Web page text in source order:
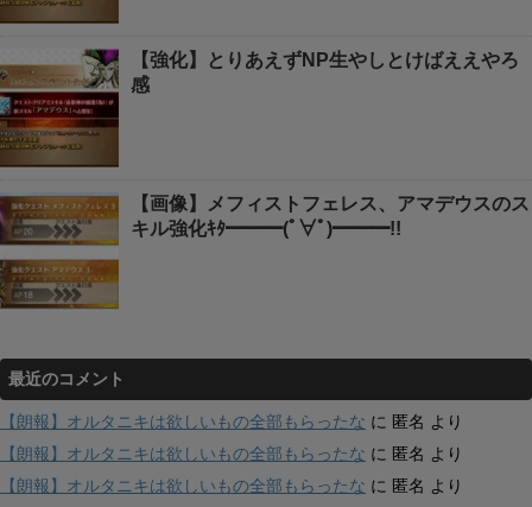
【強化】とりあえずNP生やしとけばええやろ
感
【画像】メフィストフェレス、アマデウスのス
キル強化ｷﾀ━━━(ﾟ∀ﾟ)━━━!!
最近のコメント
【朗報】オルタニキは欲しいもの全部もらったな に 匿名 より
【朗報】オルタニキは欲しいもの全部もらったな に 匿名 より
【朗報】オルタニキは欲しいもの全部もらったな に 匿名 より